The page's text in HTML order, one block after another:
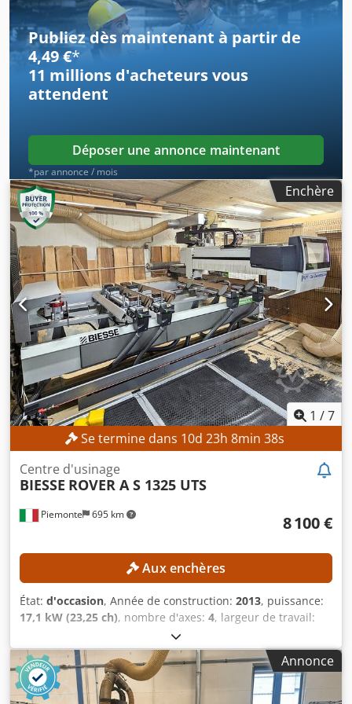
Publiez dès maintenant à partir de
4,49 €*
11 millions d'acheteursvous
attendent
Déposer une annonce maintenant
*par annonce / mois
Enchère
1 /7
Se termine dans 10d 23h 8min 35s
Piemonte 695 km
Centre d'usinage
BIESSE ROVER A S 1325 UTS
8 100 €
Aux enchères
État: d'occasion, Année de construction: 2013, puissance:
17,1 kW (23,25 ch), nombre d'axes: 4, largeur de travail:
, vitesse de broche de fraisage (max.):
tr/min, longueur de travail:2 500 mm, DÉTAILS
TECHNIQUES Zone de travail axe X : 2 500 mm Zone de
travail axe Y : 1 320 mm Course axe Y : 1 900 mm Diamètre
maximal de la pièce : 170 mm Table de travail : table à
Annonce